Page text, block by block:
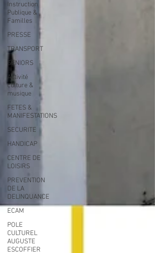
Instruction
Publique &
Familles
PRESSE
TRANSPORT
SENIORS
Activité
culture &
musique
FETES &
MANIFESTATIONS
SECURITE
HANDICAP
CENTRE DE
LOISIRS
PREVENTION
DE LA
DELINQUANCE
ECAM
POLE
CULTUREL
AUGUSTE
ESCOFFIER